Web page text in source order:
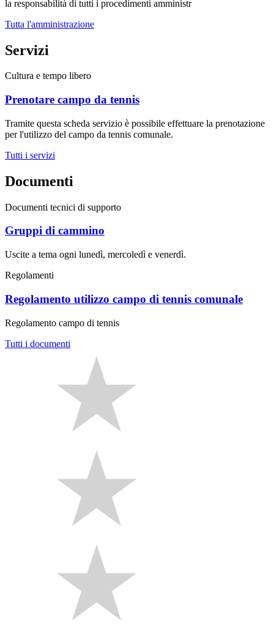
la responsabilità di tutti i procedimenti amministr
Tutta l'amministrazione
Servizi
Cultura e tempo libero
Prenotare campo da tennis
Tramite questa scheda servizio è possibile effettuare la prenotazione
per l'utilizzo del campo da tennis comunale.
Tutti i servizi
Documenti
Documenti tecnici di supporto
Gruppi di cammino
Uscite a tema ogni lunedì, mercoledì e venerdì.
Regolamenti
Regolamento utilizzo campo di tennis comunale
Regolamento campo di tennis
Tutti i documenti